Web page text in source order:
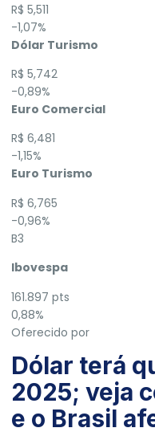
R$ 5,511
-1,07%
Dólar Turismo
R$ 5,742
-0,89%
Euro Comercial
R$ 6,481
-1,15%
Euro Turismo
R$ 6,765
-0,96%
B3
Ibovespa
161.897 pts
0,88%
Oferecido por
Dólar terá
2025; veja
e o Brasil